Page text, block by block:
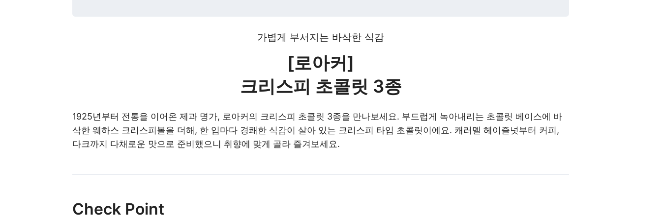
가볍게 부서지는 바삭한 식감
[로아커]
크리스피 초콜릿 3종
1925년부터 전통을 이어온 제과 명가, 로아커의 크리스피 초콜릿 3종을 만나보세요. 부드럽게 녹아내리는 초콜릿 베이스에 바
삭한 웨하스 크리스피볼을 더해, 한 입마다 경쾌한 식감이 살아 있는 크리스피 타입 초콜릿이에요. 캐러멜 헤이즐넛부터 커피,
다크까지 다채로운 맛으로 준비했으니 취향에 맞게 골라 즐겨보세요.
Check Point